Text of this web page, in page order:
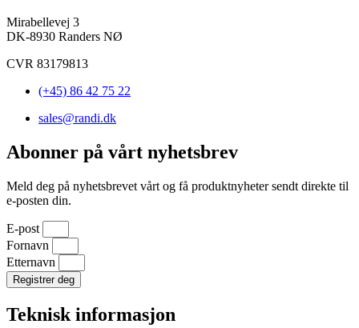
Mirabellevej 3
DK-8930 Randers NØ
CVR 83179813
(+45) 86 42 75 22
sales@randi.dk
Abonner på vårt nyhetsbrev
Meld deg på nyhetsbrevet vårt og få produktnyheter sendt direkte til
e-posten din.
E-post
Fornavn
Etternavn
Registrer deg
Teknisk informasjon